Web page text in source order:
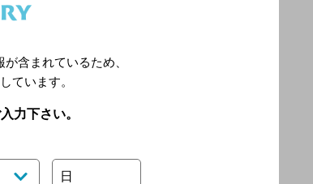
い。
含まれているため、
ています。
力下さい。
日